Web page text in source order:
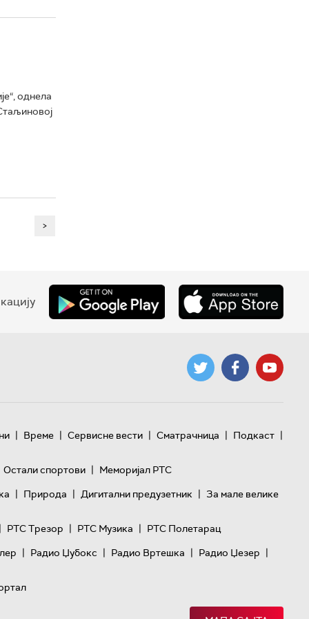
однела
>
| Време | Сервисне вести | Сматрачница | Подкаст |
Остали спортови | Меморијал РТС
| Природа | Дигитални предузетник | За мале велике
| РТС Трезор | РТС Музика | РТС Полетарац
| Радио Џубокс | Радио Вртешка | Радио Џезер |